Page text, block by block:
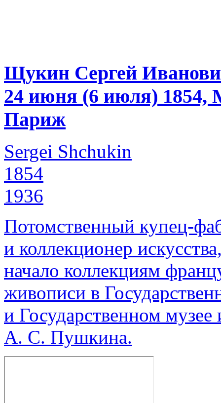
Щукин Сергей
24 июня (6 июля) 1854,
Париж
Sergei Shchukin
1854
1936
Потомственный купец-
и коллекционер
начало коллекциям
живописи в
и Государственном
А. С. Пушкина.